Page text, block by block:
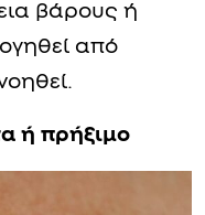
βάρους ή
από
ή πρήξιμο